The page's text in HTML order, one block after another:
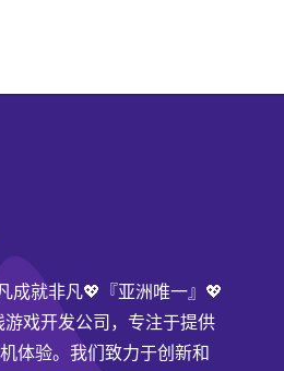
成就非凡💖『亚洲唯一』💖
戏开发公司，专注于提供
体验。我们致力于创新和